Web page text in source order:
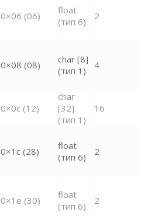
0×06 (06)
float
(тип 6)
2
0×08 (08)
char [8]
(тип 1)
4
0×0c (12)
char
[32]
(тип 1)
16
0×1c (28)
float
(тип 6)
2
0×1e (30)
float
(тип 6)
2